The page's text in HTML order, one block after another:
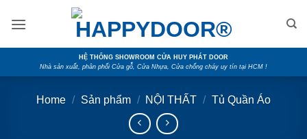
HỆ THỐNG SHOWROOM CỬA HUY PHÁT DOOR
Nhà sản xuất, phân phối Cửa gỗ, Cửa Nhựa, Cửa chống cháy uy tín tại HCM !
Home / Sản phẩm / NỘI THẤT / Tủ Quần Áo